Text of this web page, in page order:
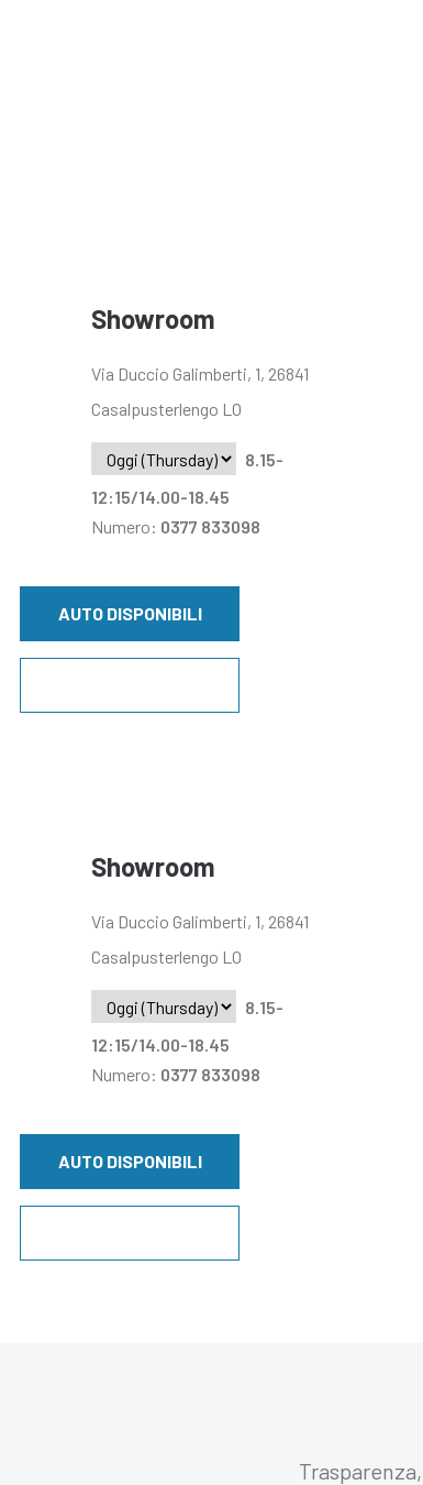
Showroom
Via Duccio Galimberti, 1, 26841
Casalpusterlengo LO
8.15-
12:15/14.00-18.45
Numero: 0377 833098
AUTO DISPONIBILI
Showroom
Via Duccio Galimberti, 1, 26841
Casalpusterlengo LO
8.15-
12:15/14.00-18.45
Numero: 0377 833098
AUTO DISPONIBILI